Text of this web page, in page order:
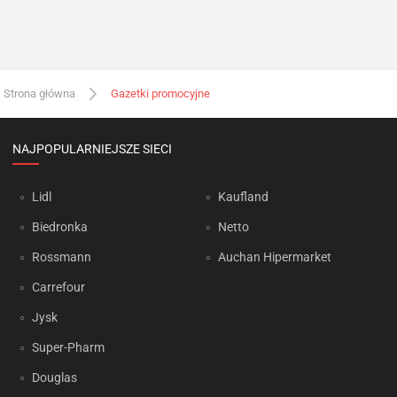
Strona główna Gazetki promocyjne
NAJPOPULARNIEJSZE SIECI
Lidl
Biedronka
Rossmann
Carrefour
Jysk
Super-Pharm
Douglas
Kaufland
Netto
Auchan Hipermarket